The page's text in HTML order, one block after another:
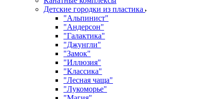
Детские городки из пластика
"Альпинист"
"Андерсон"
"Галактика"
"Джунгли"
"Замок"
"Иллюзия"
"Классика"
"Лесная чаща"
"Лукоморье"